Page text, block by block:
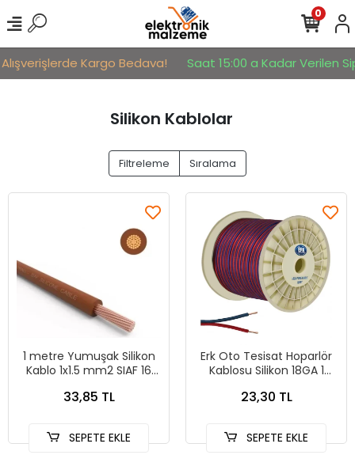
Kargo Bedava! Saat 15:00 a Kadar Verilen
0
Silikon Kablolar
Filtreleme Sıralama
1 metre Yumuşak Silikon
Kablo 1x1.5 mm2 SIAF 16
33,85 TL
SEPETE EKLE
Erk Oto Tesisat Hoparlör
Kablosu Silikon 18GA 1
23,30 TL
SEPETE EKLE